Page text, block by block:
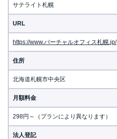
サテライト札幌
URL
https://www.バーチャルオフィス札幌.jp/
住所
北海道札幌市中央区
月額料金
298円～（プランにより異なります）
法人登記